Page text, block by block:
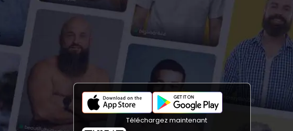
Téléchargez maintenant